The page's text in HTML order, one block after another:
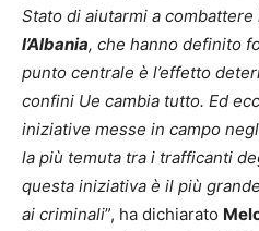
Stato di aiutarmi a combattere
l’Albania, che hanno definito
punto centrale è l’effetto
confini Ue cambia tutto. Ed
iniziative messe in campo
la più temuta tra i trafficanti
questa iniziativa è il più
ai criminali”, ha dichiarato